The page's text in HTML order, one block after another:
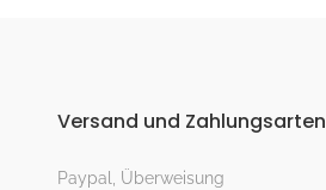
Versand und Zahlungsarten
Paypal, Überweisung